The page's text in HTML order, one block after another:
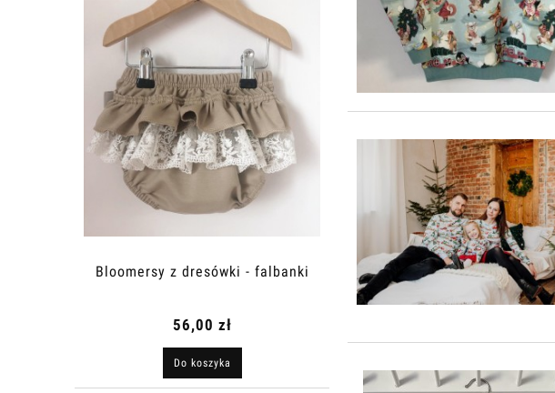
Bloomersy z dresówki - falbanki
56,00 zł
Do koszyka